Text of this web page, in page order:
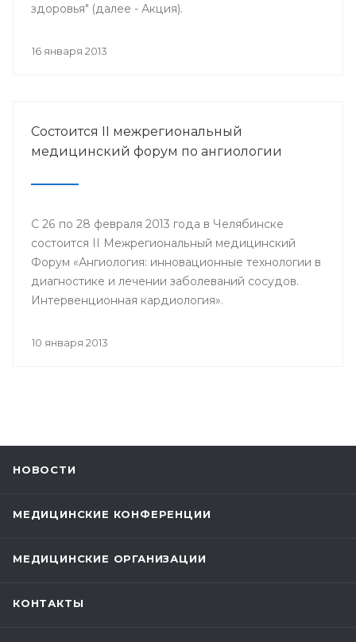
здоровья" (далее - Акция).
16 января 2013
Состоится II межрегиональный
медицинский форум по ангиологии
С 26 по 28 февраля 2013 года в Челябинске
состоится II Межрегиональный медицинский
Форум «Ангиология: инновационные технологии в
диагностике и лечении заболеваний сосудов.
Интервенционная кардиология».
10 января 2013
НОВОСТИ
МЕДИЦИНСКИЕ КОНФЕРЕНЦИИ
МЕДИЦИНСКИЕ ОРГАНИЗАЦИИ
КОНТАКТЫ